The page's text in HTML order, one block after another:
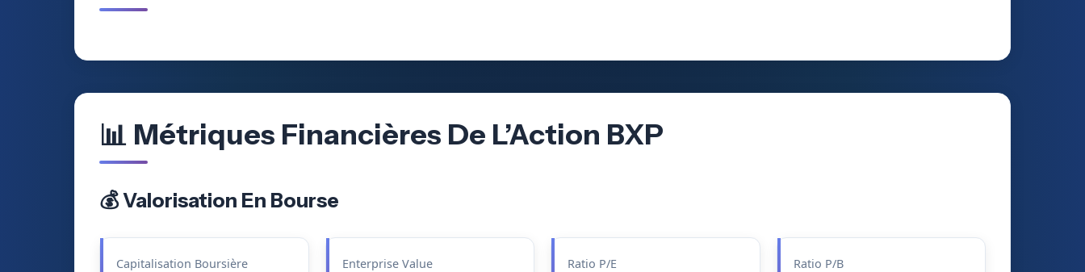
📊 Métriques Financières De L’Action BXP
💰 Valorisation En Bourse
Capitalisation Boursière Enterprise Value Ratio P/E Ratio P/B